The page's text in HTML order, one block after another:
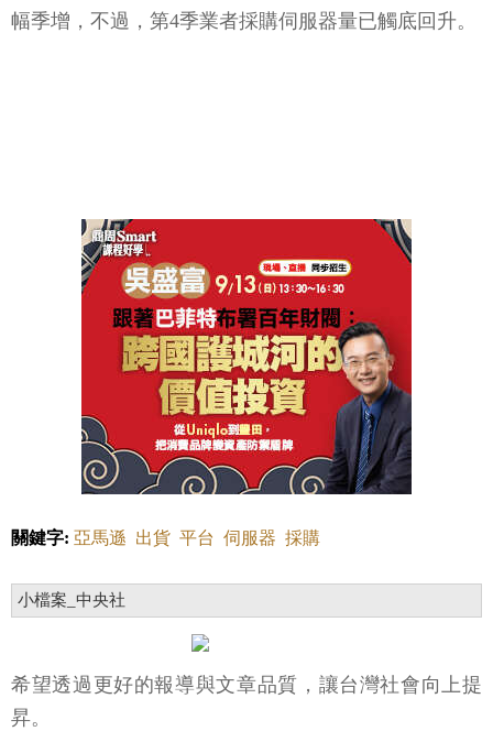
幅季增，不過，第4季業者採購伺服器量已觸底回升。
關鍵字: 亞馬遜 出貨 平台 伺服器 採購
小檔案_中央社
希望透過更好的報導與文章品質，讓台灣社會向上提
昇。